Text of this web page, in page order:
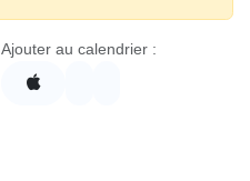
Ajouter au calendrier :